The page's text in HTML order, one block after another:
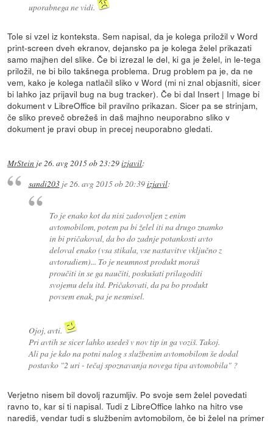
uporabnega ne vidi.
Tole si vzel iz konteksta. Sem napisal, da je kolega priložil v Word
print-screen dveh ekranov, dejansko pa je kolega želel prikazati
samo majhen del slike. Če bi izrezal le del, ki ga je želel, in le-tega
priložil, ne bi bilo takšnega problema. Drug problem pa je, da ne
vem, kako je kolega natlačil sliko v Word (mi ni znal objasniti, sicer
bi lahko jaz prijavil bug na bug tracker). Če bi dal Insert | Image bi
dokument v LibreOffice bil pravilno prikazan. Sicer pa se strinjam,
če sliko preveč obrežeš in daš majhno neuporabno sliko v
dokument je pravi obup in precej neuporabno gledati.
MrStein je26. avg 2015 ob 23:29izjavil:
sandi203je26. avg 2015 ob 20:39izjavil:
To je enako kot da nisi zadovoljen z enim
avtomobilom, potem pa bi želel iti na drugo znamko
in bi pričakoval, da bo do zadnje potankosti avto
deloval enako (vsa stikala, vse nastavitve vključno z
avtoradiem)... To je neumnost produkt moraš
proučiti in se ga naučiti, poskušati prilagoditi
svojemu delu itd. Pričakovati, da pa bo produkt
povsem enak, pa je nesmisel.
Ojoj, avti.
Pri avtih se sicer lahko usedeš v nov tip in ga voziš. Takoj.
Ali pa je kdo na potni nalog s službenim avtomobilom še dodal
postavko "2 uri - tečaj spoznavanja novega tipa avtomobila" ?
Verjetno nisem bil dovolj razumljiv. Po svoje sem želel povedati
ravno to, kar si ti napisal. Tudi z LibreOffice lahko na hitro vse
narediš, vendar tudi s službenim avtomobilom, če bi želel na primer